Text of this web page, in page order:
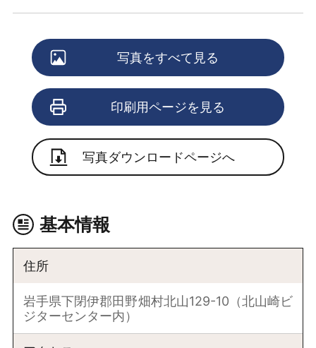
写真をすべて見る
印刷用ページを見る
写真ダウンロードページへ
基本情報
住所
岩手県下閉伊郡田野畑村北山129-10（北山崎ビ
ジターセンター内）